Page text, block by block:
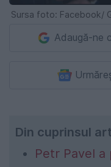
Sursa foto: Facebook/
Adaugă-ne
Din cuprinsul
Petr Pavel